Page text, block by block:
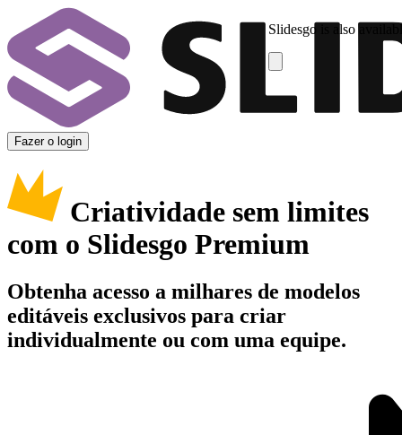
Slidesgo is also
Fazer o login
Criatividade sem limites
com o Slidesgo Premium
Obtenha acesso a milhares de modelos
editáveis exclusivos para criar
individualmente ou com uma equipe.